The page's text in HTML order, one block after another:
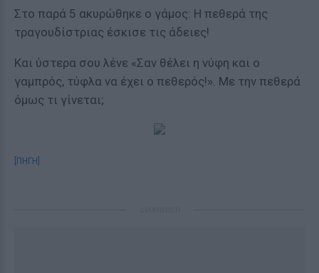
Στο παρά 5 ακυρώθηκε ο γάμος: Η πεθερά της
τραγουδίστριας έσκισε τις άδειες!
Και ύστερα σου λένε «Σαν θέλει η νύφη και ο
γαμπρός, τύφλα να έχει ο πεθερός!». Με την πεθερά
όμως τι γίνεται;
[ΠΗΓΗ]